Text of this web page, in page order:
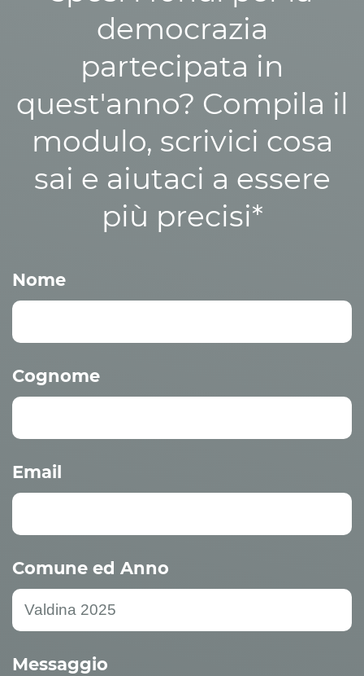
democrazia
partecipata in
quest'anno? Compila il
modulo, scrivici cosa
sai e aiutaci a essere
più precisi*
Nome
Cognome
Email
Comune ed Anno
Messaggio